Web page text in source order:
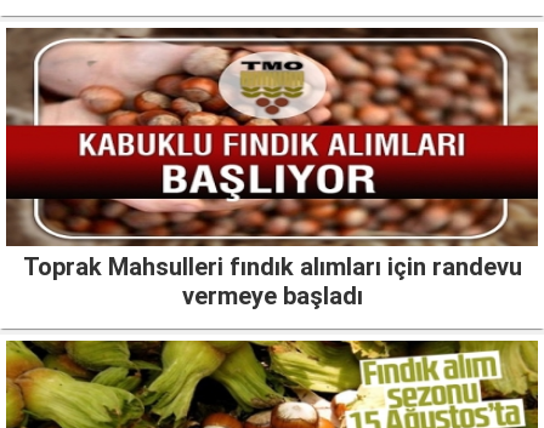
Toprak Mahsulleri fındık alımları için randevu
vermeye başladı